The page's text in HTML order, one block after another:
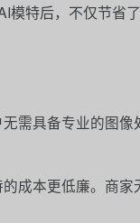
特后，不仅节省
需具备专业的图
成本更低廉。商